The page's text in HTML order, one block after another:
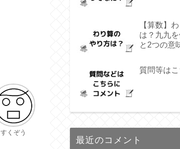
すくぞう
【算数】
は？九九
と2つの意
質問等は
最近のコメント